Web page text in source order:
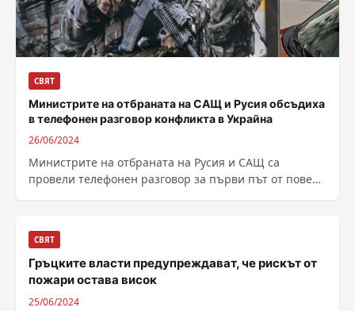
СВЯТ
Министрите на отбраната на САЩ и Русия обсъдиха
в телефонен разговор конфликта в Украйна
26/06/2024
Министрите на отбраната на Русия и САЩ са
провели телефонен разговор за първи път от повече
СВЯТ
Гръцките власти предупреждават, че рискът от
пожари остава висок
25/06/2024